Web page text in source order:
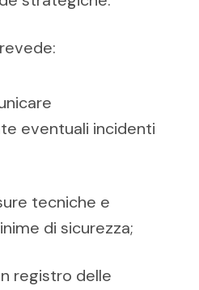
eventuali incidenti
tecniche e
di sicurezza;
registro delle